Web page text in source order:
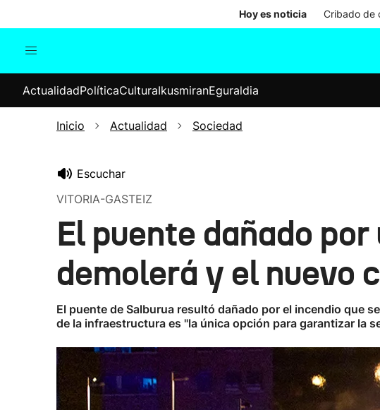
Hoy es noticia Cribado de
Internacional
Elecciones
ActualidadPolíticaCulturaIkusmiranEguraldia
Inicio Actualidad Sociedad
Escuchar
VITORIA-GASTEIZ
El puente dañado
demolerá y el nuevo
El puente de Salburua resultó dañado por el incendio que
de la infraestructura es "la única opción para garantizar la